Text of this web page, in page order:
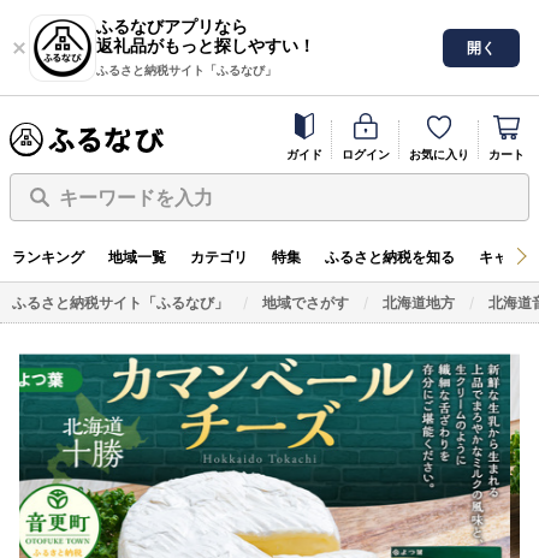
ふるなびアプリなら
返礼品がもっと探しやすい！
ふるさと納税サイト「ふるなび」
開く
ガイド ログイン お気に入り カート
キーワードを入力
ランキング 地域一覧 カテゴリ 特集 ふるさと納税を知る キャン
ふるさと納税サイト「ふるなび」 地域でさがす 北海道地方 北海道